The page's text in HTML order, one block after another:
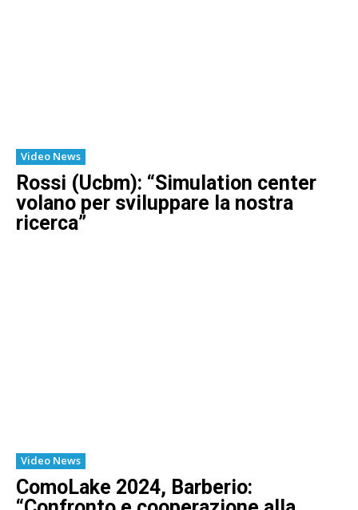
Video News
Rossi (Ucbm): “Simulation center
volano per sviluppare la nostra
ricerca”
Video News
ComoLake 2024, Barberio: